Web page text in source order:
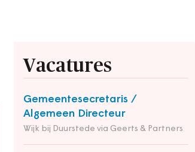
Vacatures
Gemeentesecretaris /
Algemeen Directeur
Wijk bij Duurstede via Geerts & Partners